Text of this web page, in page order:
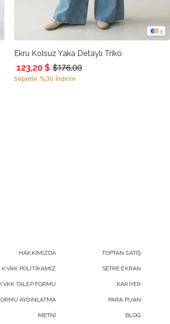
3
Ekru Kolsuz Yaka Detaylı Triko
$176.00
123,20 $
Sepette %30 İndirim
HAKKIMIZDA
KVKK POLİTİKAMIZ
TALEP FORMU
AYDINLATMA
METNİ
TOPTAN SATIŞ
SETRE EKRAN
KARIYER
PARA PUAN
BLOG